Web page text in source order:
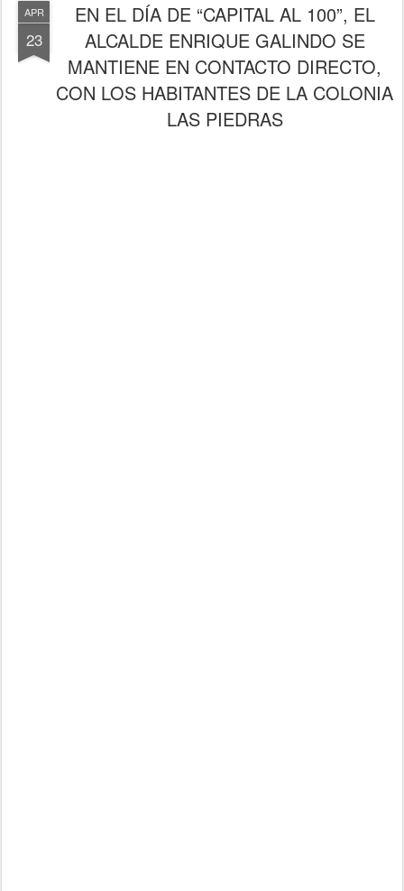
APR
23
EN EL DÍA DE “CAPITAL AL 100”, EL
ALCALDE ENRIQUE GALINDO SE
MANTIENE EN CONTACTO DIRECTO,
CON LOS HABITANTES DE LA COLONIA
LAS PIEDRAS